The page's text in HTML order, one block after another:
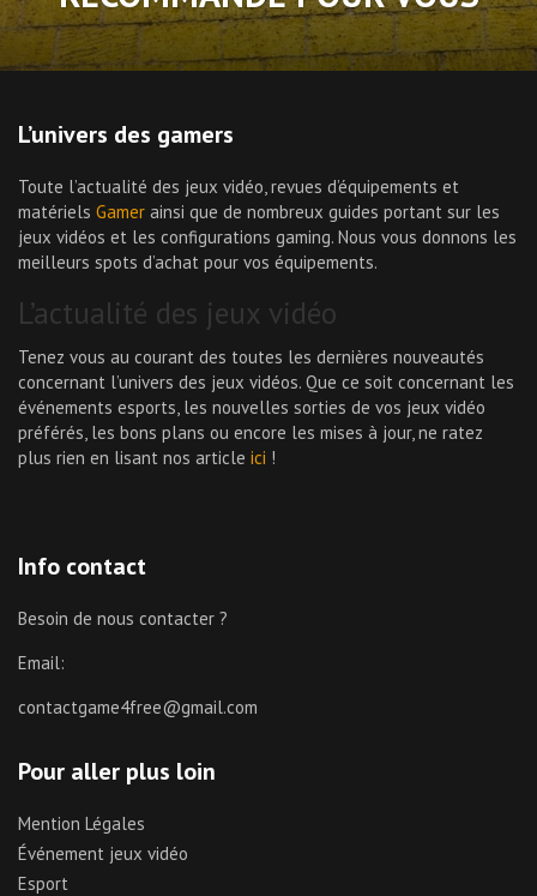
L’univers des gamers
Toute l’actualité des jeux vidéo, revues d’équipements et
matériels Gamer ainsi que de nombreux guides portant sur les
jeux vidéos et les configurations gaming. Nous vous donnons les
meilleurs spots d’achat pour vos équipements.
L’actualité des jeux vidéo
Tenez vous au courant des toutes les dernières nouveautés
concernant l’univers des jeux vidéos. Que ce soit concernant les
événements esports, les nouvelles sorties de vos jeux vidéo
préférés, les bons plans ou encore les mises à jour, ne ratez
plus rien en lisant nos article ici !
Info contact
Besoin de nous contacter ?
Email:
contactgame4free@gmail.com
Pour aller plus loin
Mention Légales
Événement jeux vidéo
Esport